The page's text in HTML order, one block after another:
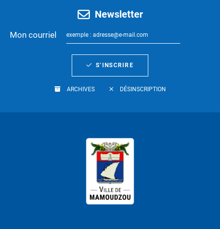
Newsletter
Mon courriel
S’INSCRIRE
ARCHIVES DÉSINSCRIPTION